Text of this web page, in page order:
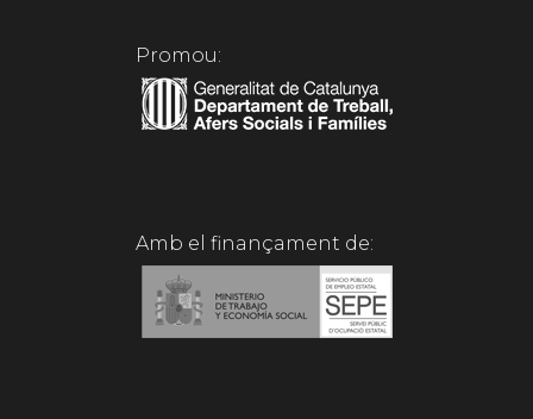
Promou:
Amb el finançament de: